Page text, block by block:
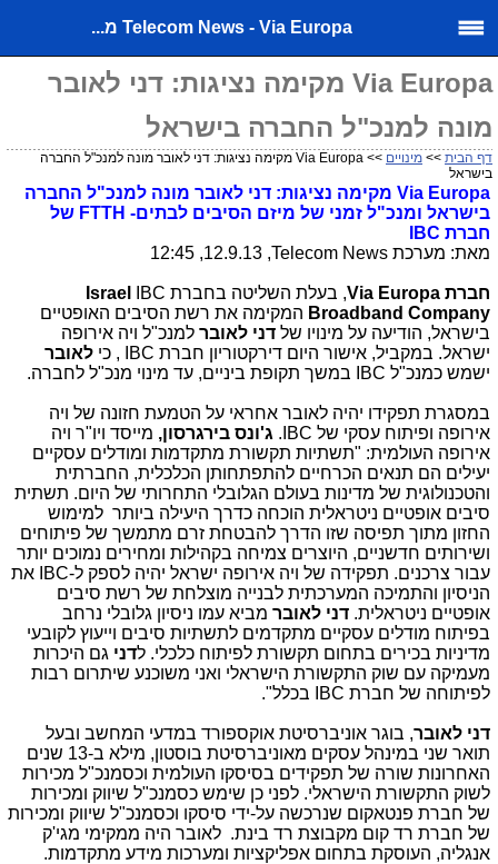
Telecom News - Via Europa מ...
Via Europa מקימה נציגות: דני לאובר
מונה למנכ"ל החברה בישראל
דף הבית >> מינויים
>> Via Europa מקימה נציגות: דני לאובר מונה למנכ"ל החברה
בישראל
Via Europa מקימה נציגות: דני לאובר מונה למנכ"ל החברה
בישראל ומנכ"ל זמני של מיזם הסיבים לבתים- FTTH של
חברת IBC
מאת: מערכת Telecom News
, 12.9.13, 12:45
חברת Via Europa, בעלת השליטה בחברת IBC
Israel
Broadband Company המקימה את רשת הסיבים האופטיים
בישראל, הודיעה על מינויו של דני לאובר למנכ"ל ויה אירופה
ישראל. במקביל, אישור היום דירקטוריון חברת IBC , כי לאובר
ישמש כמנכ"ל IBC במשך תקופת ביניים, עד מינוי מנכ"ל לחברה.
במסגרת תפקידו יהיה לאובר אחראי על הטמעת חזונה של ויה
אירופה ופיתוח עסקי של IBC
. ג'ונס בירגרסון, מייסד ויו"ר ויה
אירופה העולמית: "תשתיות תקשורת מתקדמות ומודלים עסקיים
יעילים הם תנאים הכרחיים להתפתחותן הכלכלית, החברתית
והטכנולוגית של מדינות בעולם הגלובלי התחרותי של היום. תשתית
סיבים אופטיים ניטראלית הוכחה כדרך היעילה ביותר למימוש
החזון מתוך תפיסה שזו הדרך להבטחת זרם מתמשך של פיתוחים
ושירותים חדשניים, היוצרים צמיחה בקהילות ומחירים נמוכים יותר
עבור צרכנים. תפקידה של ויה אירופה ישראל יהיה לספק ל-IBC את
הניסיון והתמיכה המערכתית לבנייה מוצלחת של רשת סיבים
אופטיים ניטראלית. דני לאובר מביא עמו ניסיון גלובלי נרחב
בפיתוח מודלים עסקיים מתקדמים לתשתיות סיבים וייעוץ לקובעי
מדיניות בכירים בתחום תקשורת לפיתוח כלכלי. לדני גם היכרות
מעמיקה עם שוק התקשורת הישראלי ואני משוכנע שיתרום רבות
לפיתוחה של חברת IBC בכלל".
דני לאובר, בוגר אוניברסיטת אוקספורד במדעי המחשב ובעל
תואר שני במינהל עסקים מאוניברסיטת בוסטון, מילא ב-13 שנים
האחרונות שורה של תפקידים בסיסקו העולמית וכסמנכ"ל מכירות
לשוק התקשורת הישראלי. לפני כן שימש כסמנכ"ל שיווק ומכירות
של חברת פנטאקום שנרכשה על-ידי סיסקו וכסמנכ"ל שיווק ומכירות
של חברת רד קום מקבוצת רד בינת. לאובר היה ממקימי מגי'ק
אנגליה, העוסקת בתחום אפליקציות ומערכות מידע מתקדמות.